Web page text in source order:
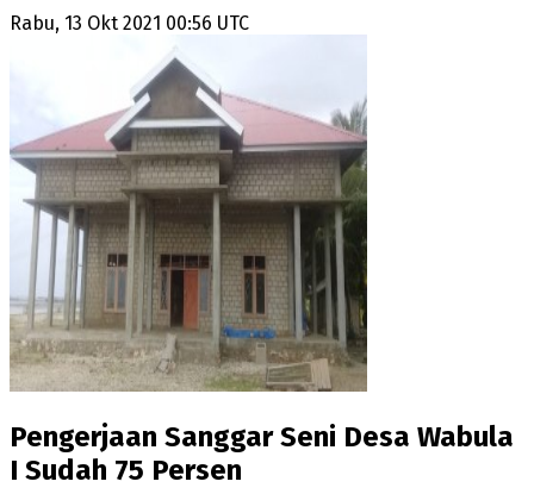
Rabu, 13 Okt 2021 00:56 UTC
Pengerjaan Sanggar Seni Desa Wabula
I Sudah 75 Persen